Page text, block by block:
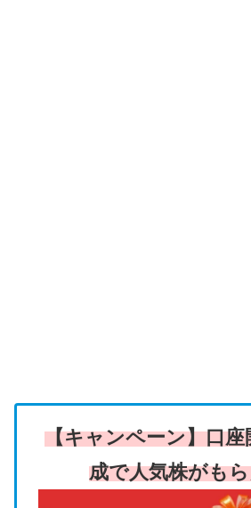
【キャンペーン】口座
成で人気株がも